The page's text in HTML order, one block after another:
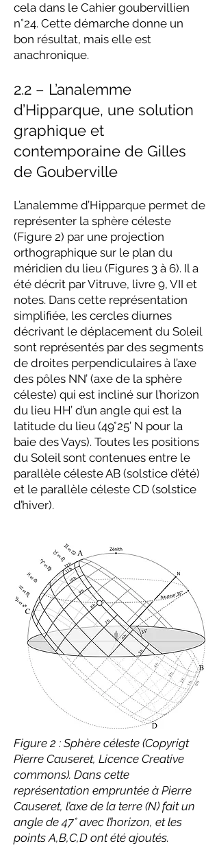
cela dans le Cahier goubervillien
n°24. Cette démarche donne un
bon résultat, mais elle est
anachronique.
2.2 – L’analemme
d’Hipparque, une solution
graphique et
contemporaine de Gilles
de Gouberville
L’analemme d’Hipparque permet de
représenter la sphère céleste
(Figure 2) par une projection
orthographique sur le plan du
méridien du lieu (Figures 3 à 6). Il a
été décrit par Vitruve, livre 9, VII et
notes. Dans cette représentation
simplifiée, les cercles diurnes
décrivant le déplacement du Soleil
sont représentés par des segments
de droites perpendiculaires à l’axe
des pôles NN’ (axe de la sphère
céleste) qui est incliné sur l’horizon
du lieu HH’ d’un angle qui est la
latitude du lieu (49°25’ N pour la
baie des Vays). Toutes les positions
du Soleil sont contenues entre le
parallèle céleste AB (solstice d’été)
et le parallèle céleste CD (solstice
d’hiver).
Figure 2 : Sphère céleste (Copyrigt
Pierre Causeret, Licence Creative
commons). Dans cette
représentation empruntée à Pierre
Causeret, l’axe de la terre (N) fait un
angle de 47° avec l’horizon, et les
points A,B,C,D ont été ajoutés.